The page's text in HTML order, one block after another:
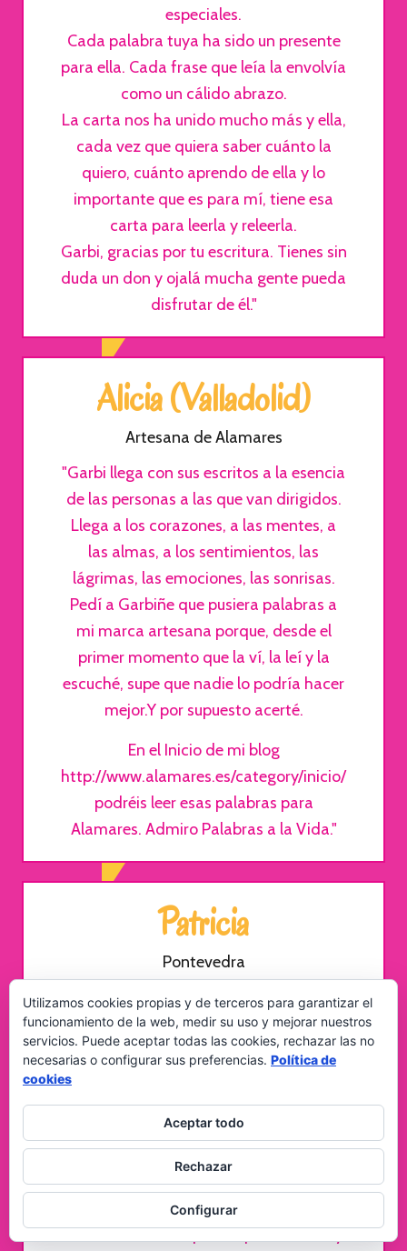
especiales.
Cada palabra tuya ha sido un presente
para ella. Cada frase que leía la envolvía
como un cálido abrazo.
La carta nos ha unido mucho más y ella,
cada vez que quiera saber cuánto la
quiero, cuánto aprendo de ella y lo
importante que es para mí, tiene esa
carta para leerla y releerla.
Garbi, gracias por tu escritura. Tienes sin
duda un don y ojalá mucha gente pueda
disfrutar de él."
Alicia (Valladolid)
Artesana de Alamares
"Garbi llega con sus escritos a la esencia
de las personas a las que van dirigidos.
Llega a los corazones, a las mentes, a
las almas, a los sentimientos, las
lágrimas, las emociones, las sonrisas.
Pedí a Garbiñe que pusiera palabras a
mi marca artesana porque, desde el
primer momento que la ví, la leí y la
escuché, supe que nadie lo podría hacer
mejor.Y por supuesto acerté.
En el Inicio de mi blog
http://www.alamares.es/category/inicio/
podréis leer esas palabras para
Alamares. Admiro Palabras a la Vida."
Patricia
Pontevedra
"¡Hola! Mi nombre es Patricia y hace un
tiempo contacté con Garbi porque
sentía la necesidad de expresarle todo
encuentra lejos de mí y tenemos
muchos años sin vernos.
Después de contarle mi historia a Garbi,
ella supo escribir las palabras exactas
que yo quería trasmitirle a mi hermana.
Es maravilloso lo que ella puede hacer y
Utilizamos cookies propias y de terceros para garantizar el
funcionamiento de la web, medir su uso y mejorar nuestros
servicios. Puede aceptar todas las cookies, rechazar las no
necesarias o configurar sus preferencias. Política de
cookies
Aceptar todo
Rechazar
Configurar